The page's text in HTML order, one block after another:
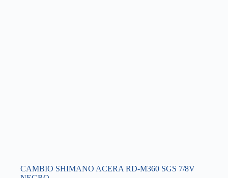
CAMBIO SHIMANO ACERA RD-M360 SGS 7/8V